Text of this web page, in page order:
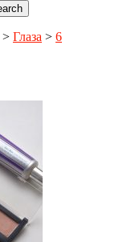
> Глаза > 6